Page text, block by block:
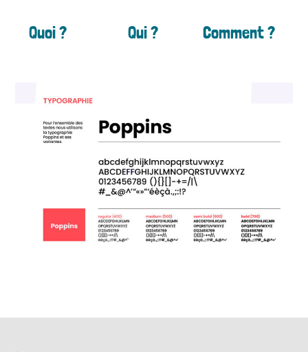
Quoi ? Qui ? Comment ?